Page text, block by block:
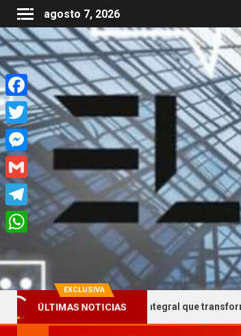
agosto 7, 2026
EXCLUSIVA
ÚLTIMAS NOTICIAS
obra integral que transforma Laureles
Facebook
Twitter
Messenger
Gmail
Telegram
WhatsApp